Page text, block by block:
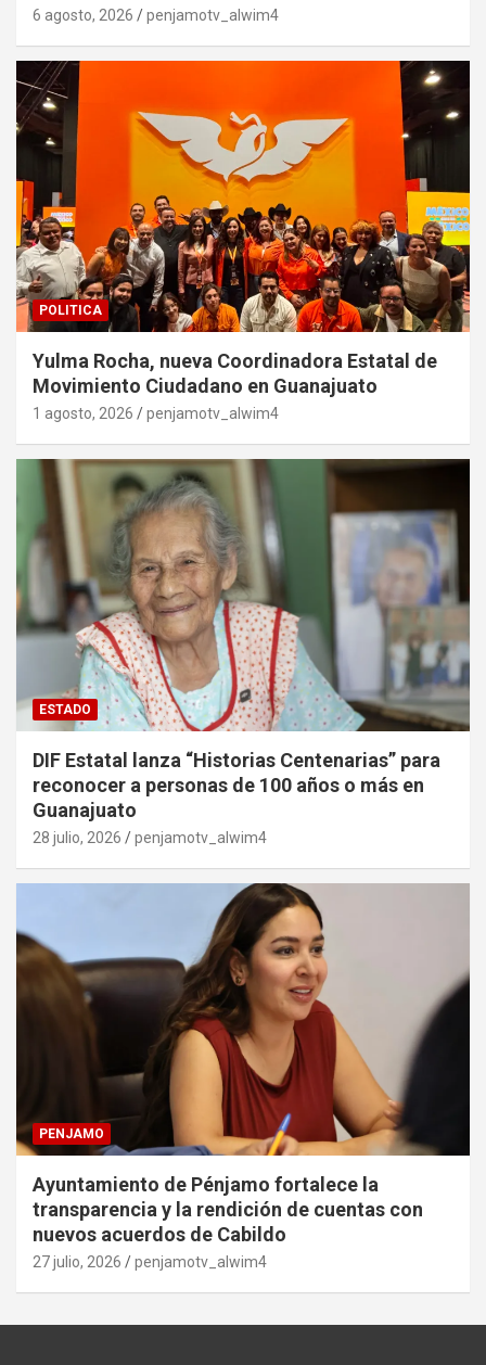
6 agosto, 2026 penjamotv_alwim4
POLITICA
Yulma Rocha, nueva Coordinadora Estatal de
Movimiento Ciudadano en Guanajuato
1 agosto, 2026 penjamotv_alwim4
ESTADO
DIF Estatal lanza “Historias Centenarias” para
reconocer a personas de 100 años o más en
Guanajuato
28 julio, 2026 penjamotv_alwim4
PENJAMO
Ayuntamiento de Pénjamo fortalece la
transparencia y la rendición de cuentas con
nuevos acuerdos de Cabildo
27 julio, 2026 penjamotv_alwim4